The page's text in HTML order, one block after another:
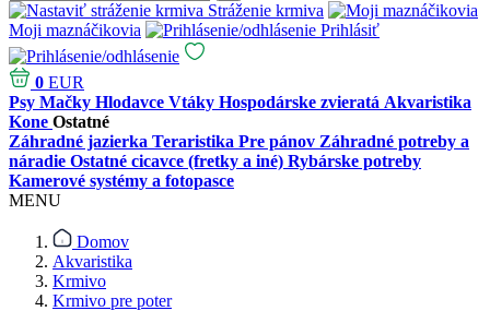
Stráženie krmiva
Moji maznáčikovia
Prihlásiť
0 EUR
Psy Mačky Hlodavce Vtáky Hospodárske zvieratá Akvaristika
Kone Ostatné
Záhradné jazierka Teraristika Pre pánov Záhradné potreby a
náradie Ostatné cicavce (fretky a iné) Rybárske potreby
Kamerové systémy a fotopasce
MENU
Domov
Akvaristika
Krmivo
Krmivo pre poter